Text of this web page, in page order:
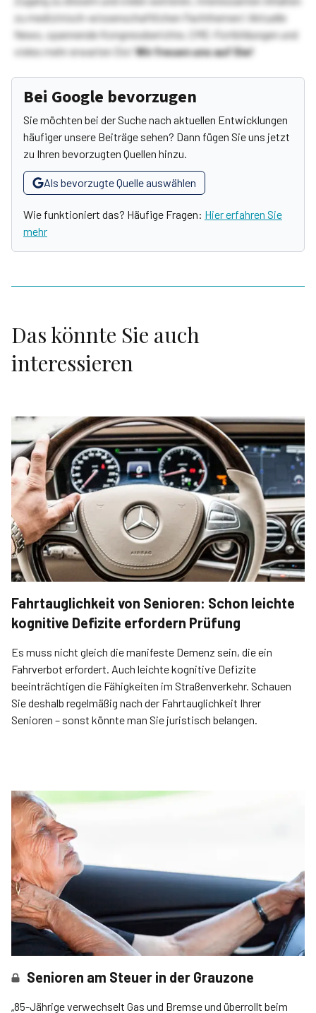
zu medizinisch-wissenschaftlichen Fachthemen! Aktuelle
News, spannende Kongressberichte, CME-Fortbildungen und
vieles mehr erwarten Sie!Wir freuen uns auf Sie!
Bei Google bevorzugen
Sie möchten bei der Suche nach aktuellen Entwicklungen
häufiger unsere Beiträge sehen? Dann fügen Sie uns jetzt
zu Ihren bevorzugten Quellen hinzu.
Als bevorzugte Quelle auswählen
Wie funktioniert das? Häufige Fragen: Hier erfahren Sie
mehr
Das könnte Sie auch
interessieren
Fahrtauglichkeit von Senioren: Schon leichte
kognitive Defizite erfordern Prüfung
Es muss nicht gleich die manifeste Demenz sein, die ein
Fahrverbot erfordert. Auch leichte kognitive Defizite
beeinträchtigen die Fähigkeiten im Straßenverkehr. Schauen
Sie deshalb regelmäßig nach der Fahrtauglichkeit Ihrer
Senioren – sonst könnte man Sie juristisch belangen.
Senioren am Steuer in der Grauzone
„85-Jährige verwechselt Gas und Bremse und überrollt beim